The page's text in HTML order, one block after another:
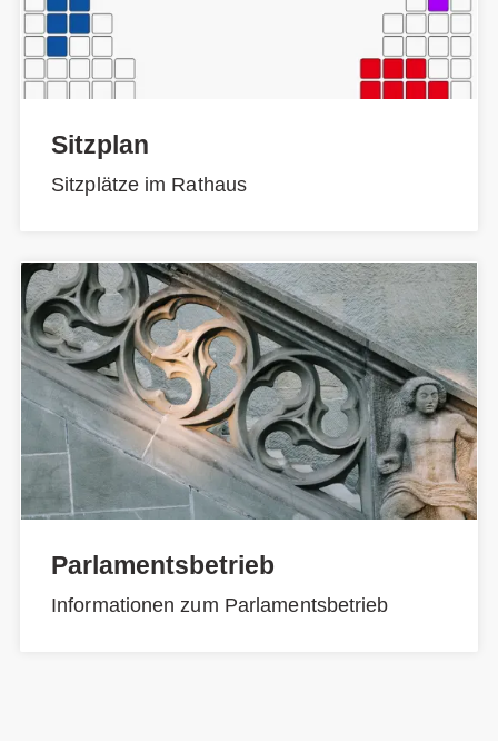
Sitzplan
Sitzplätze im Rathaus
Parlamentsbetrieb
Informationen zum Parlamentsbetrieb